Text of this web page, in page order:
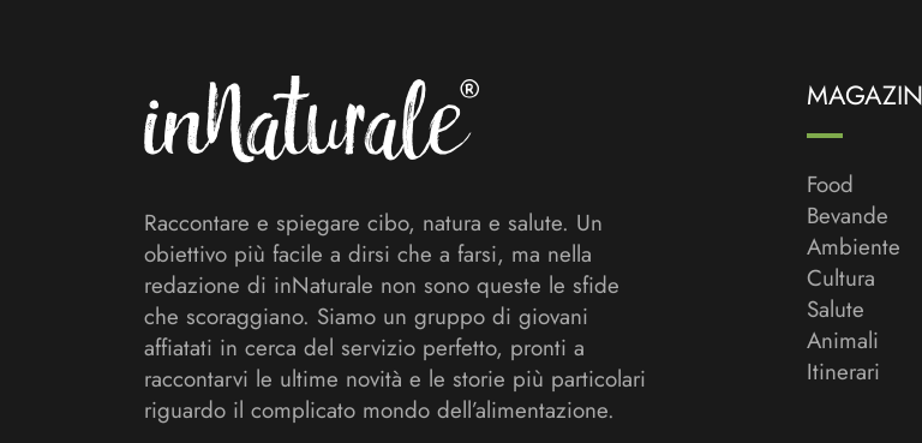
Raccontare e spiegare cibo, natura e salute. Un
obiettivo più facile a dirsi che a farsi, ma nella
redazione di inNaturale non sono queste le sfide
che scoraggiano. Siamo un gruppo di giovani
affiatati in cerca del servizio perfetto, pronti a
raccontarvi le ultime novità e le storie più particolari
riguardo il complicato mondo dell’alimentazione.
Food
Bevande
Ambiente
Cultura
Salute
Animali
Itinerari